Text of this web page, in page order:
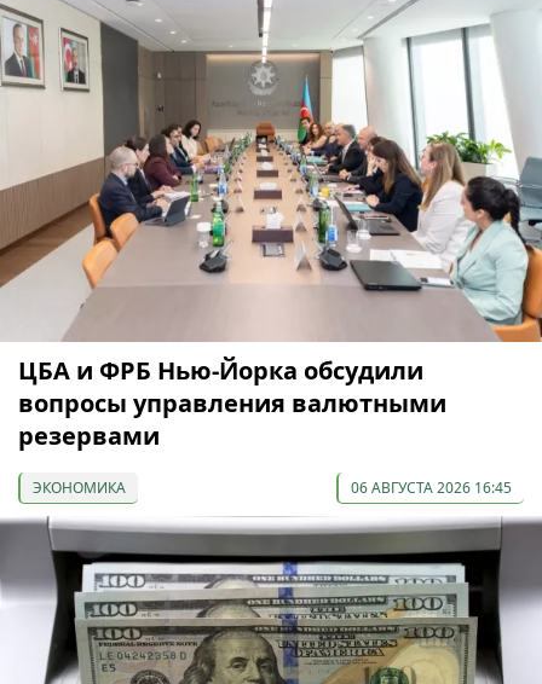
ЦБА и ФРБ Нью-Йорка обсудили
вопросы управления валютными
резервами
ЭКОНОМИКА 06 АВГУСТА 2026 16:45